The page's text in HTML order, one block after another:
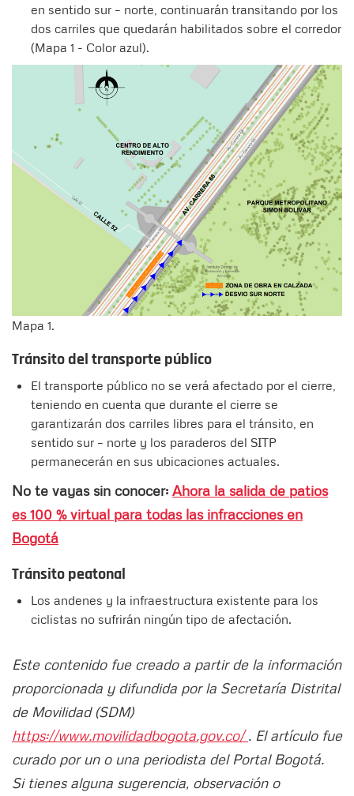
en sentido sur – norte, continuarán transitando por los
dos carriles que quedarán habilitados sobre el corredor
(Mapa 1 - Color azul).
Mapa 1.
Tránsito del transporte público
El transporte público no se verá afectado por el cierre,
teniendo en cuenta que durante el cierre se
garantizarán dos carriles libres para el tránsito, en
sentido sur – norte y los paraderos del SITP
permanecerán en sus ubicaciones actuales.
No te vayas sin conocer: Ahora la salida de patios
es 100 % virtual para todas las infracciones en
Bogotá
Tránsito peatonal
Los andenes y la infraestructura existente para los
ciclistas no sufrirán ningún tipo de afectación.
Este contenido fue creado a partir de la información
proporcionada y difundida por la Secretaría Distrital
de Movilidad (SDM)
https://www.movilidadbogota.gov.co/. El artículo fue
curado por un o una periodista del Portal Bogotá.
Si tienes alguna sugerencia, observación o